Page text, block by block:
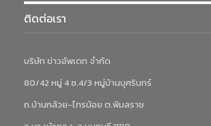
ติดต่อเรา
บริษัท ข่าวอัพเดท จำกัด
80/42 หมู่ 4 ซ.4/3 หมู่บ้านบุศรินทร์
ถ.บ้านกล้วย-ไทรน้อย ต.พิมลราช